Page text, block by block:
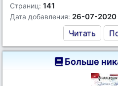
Страниц: 141
Дата добавления: 26-07-2020
Читать
Больше